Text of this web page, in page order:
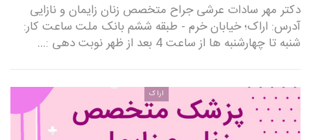
دکتر مهر سادات عرشی جراح متخصص زنان زایمان و نازایی
آدرس: اراک؛ خیابان خرم - طبقه ششم بانک ملت ساعت کار:
شنبه تا چهارشنبه ها از ساعت 4 بعد از ظهر نوبت دهی :…
اراک